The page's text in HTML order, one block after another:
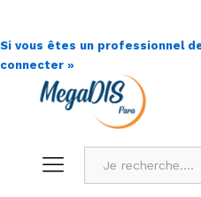
Si vous êtes un professionnel
connecter »